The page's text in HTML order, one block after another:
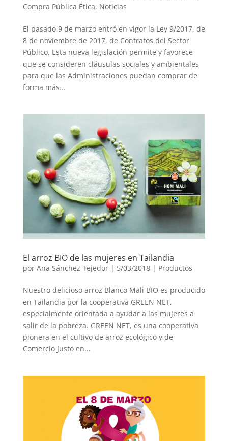
Compra Pública Ética, Noticias
El pasado 9 de marzo entró en vigor la Ley 9/2017, de
8 de noviembre de 2017, de Contratos del Sector
Público. Esta nueva legislación permite y favorece
que se consideren cláusulas sociales y ambientales
para que las Administraciones puedan comprar de
forma más...
El arroz BIO de las mujeres en Tailandia
por Ana Sánchez Tejedor| 5/03/2018 | Productos
Nuestro delicioso arroz Blanco Mali BIO es producido
en Tailandia por la cooperativa GREEN NET,
especialmente orientada a ayudar a las mujeres a
salir de la pobreza. GREEN NET, es una cooperativa
pionera en el cultivo de arroz ecológico y de
Comercio Justo en...